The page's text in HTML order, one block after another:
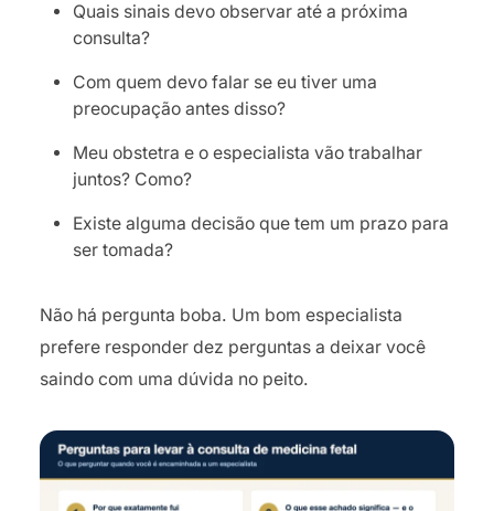
Quais sinais devo observar até a próxima
consulta?
Com quem devo falar se eu tiver uma
preocupação antes disso?
Meu obstetra e o especialista vão trabalhar
juntos? Como?
Existe alguma decisão que tem um prazo para
ser tomada?
Não há pergunta boba. Um bom especialista
prefere responder dez perguntas a deixar você
saindo com uma dúvida no peito.